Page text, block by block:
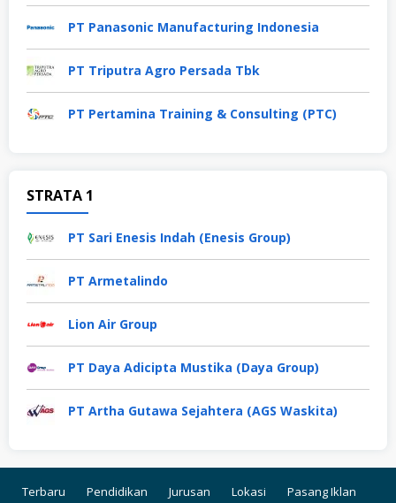
PT Panasonic Manufacturing Indonesia
PT Triputra Agro Persada Tbk
PT Pertamina Training & Consulting (PTC)
STRATA 1
PT Sari Enesis Indah (Enesis Group)
PT Armetalindo
Lion Air Group
PT Daya Adicipta Mustika (Daya Group)
PT Artha Gutawa Sejahtera (AGS Waskita)
Terbaru Pendidikan Jurusan Lokasi Pasang Iklan